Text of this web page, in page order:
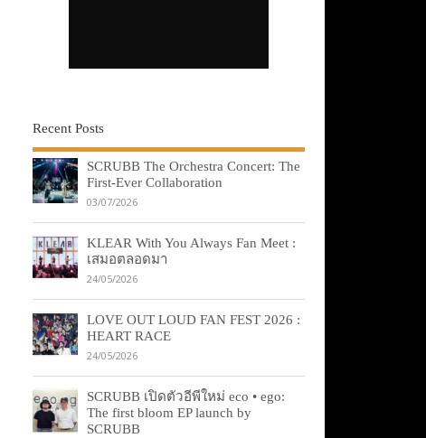
Recent Posts
SCRUBB The Orchestra Concert: The
First-Ever Collaboration
03/07/2026
KLEAR With You Always Fan Meet :
เสมอตลอดมา
24/05/2026
LOVE OUT LOUD FAN FEST 2026 :
HEART RACE
24/05/2026
SCRUBB เปิดตัวอีพีใหม่ eco • ego:
The first bloom EP launch by
SCRUBB